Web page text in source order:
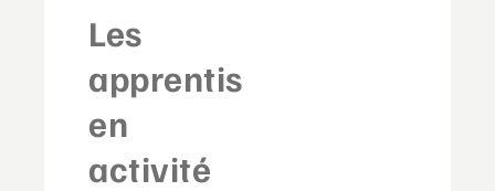
Les
apprentis
en
activité